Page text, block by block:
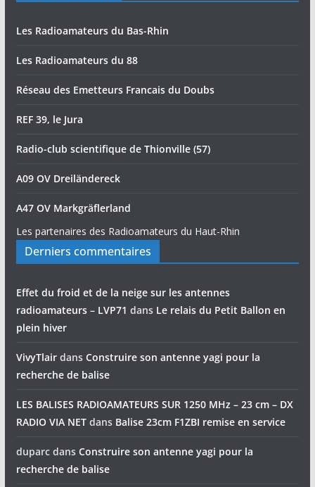
Les Radioamateurs du Bas-Rhin
Les Radioamateurs du 88
Réseau des Emetteurs Francais du Doubs
REF 39, le Jura
Radio-club scientifique de Thionville (57)
A09 OV Dreiländereck
A47 OV Markgräflerland
Les partenaires des Radioamateurs du Haut-Rhin
Derniers commentaires
Effet du froid et de la neige sur les antennes
radioamateurs – LVP71 dans Le relais du Petit Ballon en
plein hiver
VivyTlairdans Construire son antenne yagi pour la
recherche de balise
LES BALISES RADIOAMATEURS SUR 1250 MHz – 23 cm – DX
RADIO VIA NETdans Balise 23cm F1ZBI remise en service
duparcdans Construire son antenne yagi pour la
recherche de balise